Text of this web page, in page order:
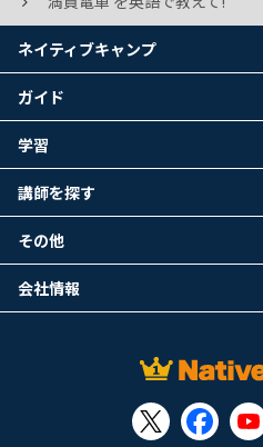
ネイティブキャンプ
ガイド
学習
講師を探す
その他
会社情報